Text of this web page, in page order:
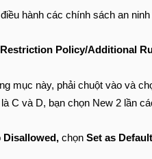
hành các chính sách an ninh
Policy/Additional
mục này, phải chuột vào và
C và D, bạn chọn New 2 lần
Disallowed, chọn Set as